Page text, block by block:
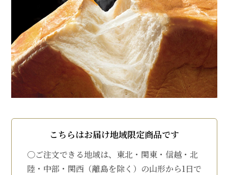
こちらはお届け地域限定商品です
〇ご注文できる地域は、東北・関東・信越・北
陸・中部・関西（離島を除く）の山形から1日で